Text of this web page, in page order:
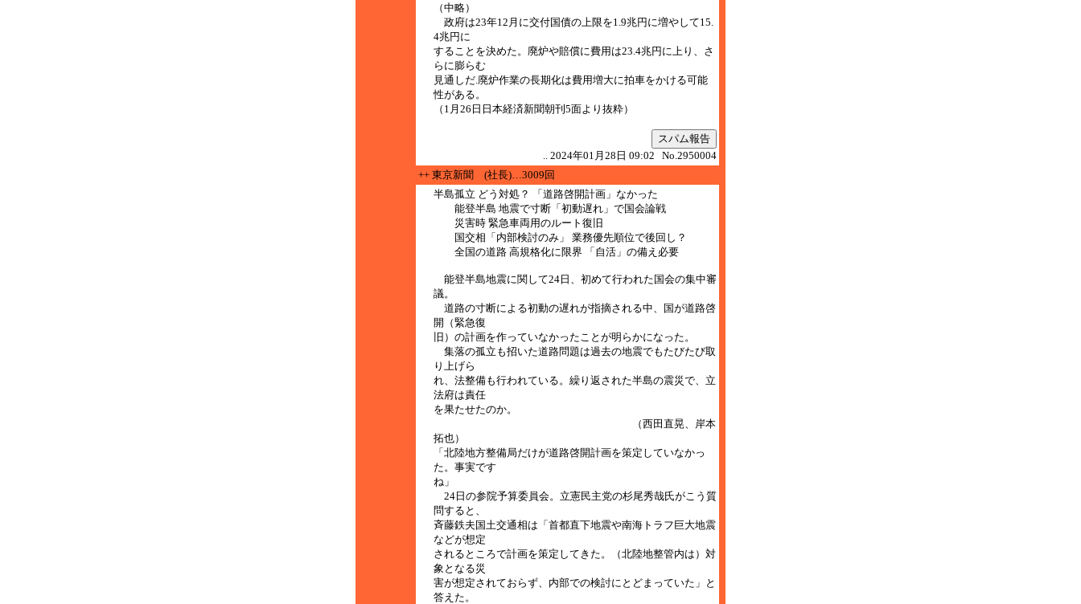
（中略）
政府は23年12月に交付国債の上限を1.9兆円に増やして15.
4兆円に
することを決めた。廃炉や賠償に費用は23.4兆円に上り、さ
らに膨らむ
見通しだ.廃炉作業の長期化は費用増大に拍車をかける可能
性がある。
（1月26日日本経済新聞朝刊5面より抜粋）
スパム報告
.. 2024年01月28日 09:02 No.2950004
++ 東京新聞 (社長)…3009回
半島孤立 どう対処？ 「道路啓開計画」なかった
能登半島 地震で寸断「初動遅れ」で国会論戦
災害時 緊急車両用のルート復旧
国交相「内部検討のみ」 業務優先順位で後回し？
全国の道路 高規格化に限界 「自活」の備え必要
能登半島地震に関して24日、初めて行われた国会の集中審
議。
道路の寸断による初動の遅れが指摘される中、国が道路啓
開（緊急復
旧）の計画を作っていなかったことが明らかになった。
集落の孤立も招いた道路問題は過去の地震でもたびたび取
り上げら
れ、法整備も行われている。繰り返された半島の震災で、立
法府は責任
を果たせたのか。
（西田直晃、岸本
拓也）
「北陸地方整備局だけが道路啓開計画を策定していなかっ
た。事実です
ね」
24日の参院予算委員会。立憲民主党の杉尾秀哉氏がこう質
問すると、
斉藤鉄夫国土交通相は「首都直下地震や南海トラフ巨大地震
などが想定
されるところで計画を策定してきた。（北陸地整管内は）対
象となる災
害が想定されておらず、内部での検討にとどまっていた」と
答えた。